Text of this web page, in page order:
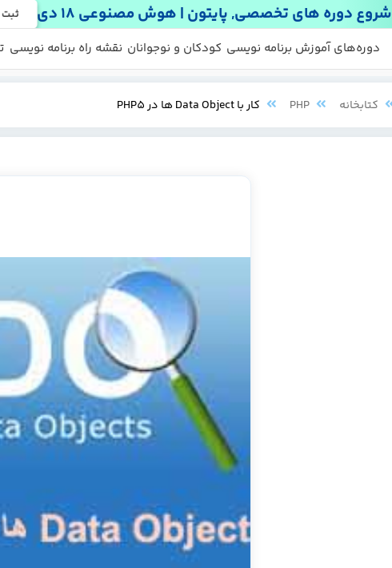
شروع دوره های تخصصی, پایتون | هوش مصنوعی 18 دی
دوره‌های آموزش برنامه نویسی
پکیج ها
منابع رایگان کودکان و نوجوانان نقشه راه برنامه نویسی
کتابخانه PHP کار با Data Object ها در PHP5